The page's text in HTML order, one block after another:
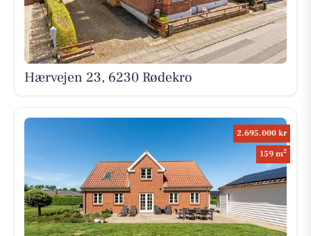
Hærvejen 23, 6230 Rødekro
2.695.000 kr
159 m2